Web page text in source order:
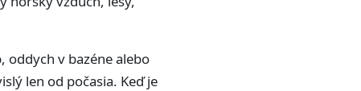
oddych v bazéne alebo
len od počasia. Keď je